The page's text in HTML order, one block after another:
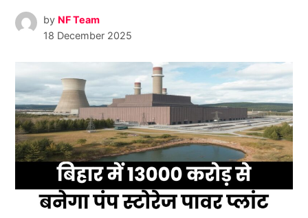
by NF Team
18 December 2025